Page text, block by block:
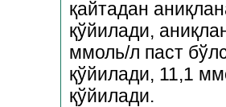
қайтадан
қўйилади,
ммоль/л паст
қўйилади, 11,1
қўйилади.